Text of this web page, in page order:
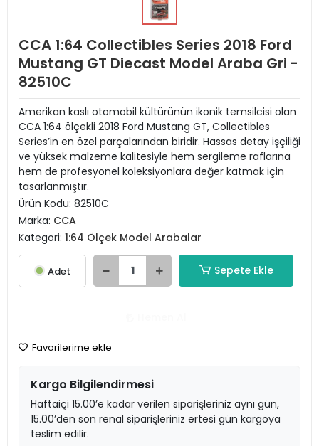
CCA 1:64 Collectibles Series 2018 Ford
Mustang GT Diecast Model Araba Gri -
82510C
Amerikan kaslı otomobil kültürünün ikonik temsilcisi olan
CCA 1:64 ölçekli 2018 Ford Mustang GT, Collectibles
Series’in en özel parçalarından biridir. Hassas detay işçiliği
ve yüksek malzeme kalitesiyle hem sergileme raflarına
hem de profesyonel koleksiyonlara değer katmak için
tasarlanmıştır.
Ürün Kodu: 82510C
Marka: CCA
Kategori: 1:64 Ölçek Model Arabalar
Adet Sepete Ekle
Favorilerime ekle
Kargo Bilgilendirmesi
Haftaiçi 15.00’e kadar verilen siparişleriniz aynı gün,
15.00’den son renal siparişleriniz ertesi gün kargoya
teslim edilir.